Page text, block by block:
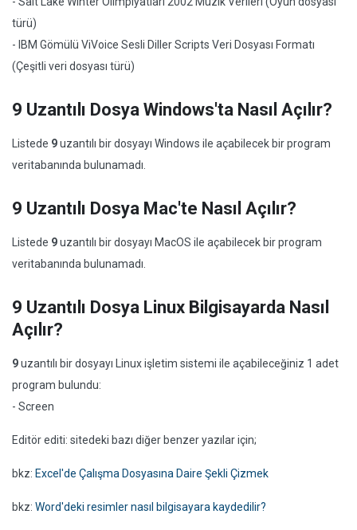
türü)
- IBM Gömülü ViVoice Sesli Diller Scripts Veri Dosyası Formatı
(Çeşitli veri dosyası türü)
9 Uzantılı Dosya Windows'ta Nasıl Açılır?
Listede 9uzantılı bir dosyayı Windows ile açabilecek bir program
veritabanında bulunamadı.
9 Uzantılı Dosya Mac'te Nasıl Açılır?
Listede 9uzantılı bir dosyayı MacOS ile açabilecek bir program
veritabanında bulunamadı.
9 Uzantılı Dosya Linux Bilgisayarda Nasıl
Açılır?
9uzantılı bir dosyayı Linux işletim sistemi ile açabileceğiniz 1 adet
program bulundu:
- Screen
Editör editi: sitedeki bazı diğer benzer yazılar için;
bkz: Excel'de Çalışma Dosyasına Daire Şekli Çizmek
bkz: Word'deki resimler nasıl bilgisayara kaydedilir?